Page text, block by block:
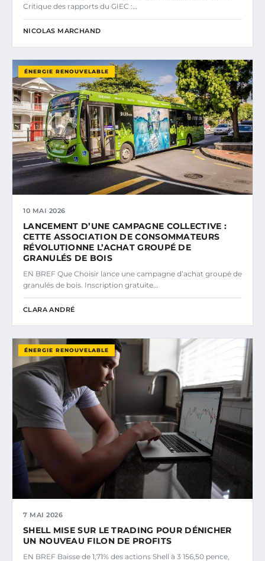
Critique des rapports du GIEC :…
NICOLAS MARCHAND
ÉNERGIE RENOUVELABLE
10 MAI 2026
LANCEMENT D’UNE CAMPAGNE COLLECTIVE :
CETTE ASSOCIATION DE CONSOMMATEURS
RÉVOLUTIONNE L’ACHAT GROUPÉ DE
GRANULÉS DE BOIS
EN BREF Que Choisir lance une campagne d’achat groupé de
granulés de bois. Inscription gratuite…
CLARA ANDRÉ
ÉNERGIE RENOUVELABLE
7 MAI 2026
SHELL MISE SUR LE TRADING POUR DÉNICHER
UN NOUVEAU FILON DE PROFITS
EN BREF Baisse de 1,71% des actions Shell à 3 156,50 pence,